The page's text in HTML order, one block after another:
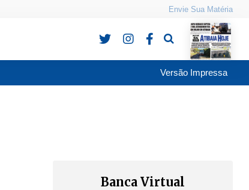
Envie Sua Matéria
Pesquisa
Versão Impressa
Banca Virtual